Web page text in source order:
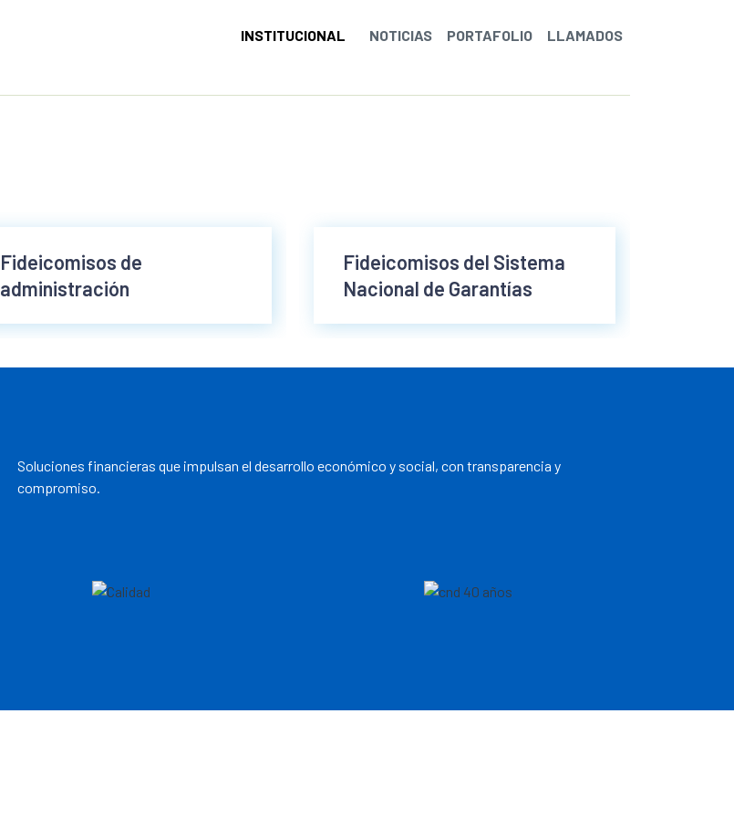
INSTITUCIONAL
NOTICIAS PORTAFOLIO LLAMADOS
Fideicomisos de
administración
Fideicomisos del Sistema
Nacional de Garantías
Soluciones financieras que impulsan el desarrollo económico y social, con transparencia y
compromiso.